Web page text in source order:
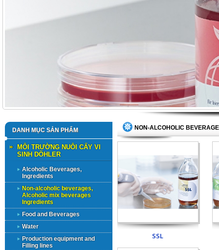
DANH MỤC SẢN PHẨM
MÔI TRƯỜNG NUÔI CẤY VI
SINH DÖHLER
Alcoholic Beverages,
Ingredients
Non-alcoholic beverages,
Alcoholic mix beverages
Ingredients
Food and Beverages
Water
Production equipment and
Filling lines
NON-ALCOHOLIC
SSL